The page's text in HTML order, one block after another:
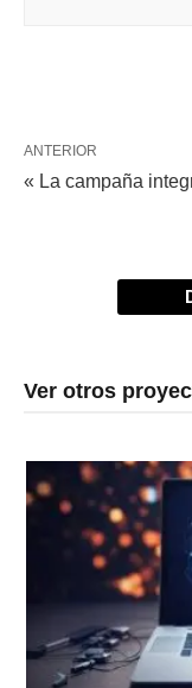
ANTERIOR
« La campaña
Ver otros